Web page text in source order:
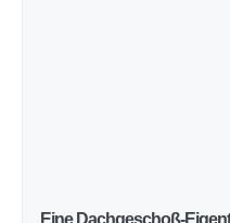
Eine Dachgeschoß-